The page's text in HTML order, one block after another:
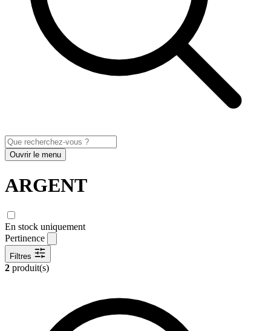
Ouvrir le menu
ARGENT
En stock uniquement
Pertinence
Filtres
2 produit(s)